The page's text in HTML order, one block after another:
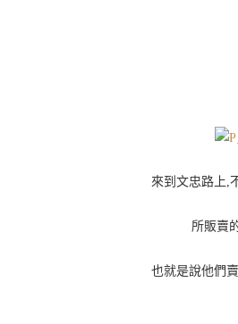
來到文忠路上,
所販賣
也就是說他們